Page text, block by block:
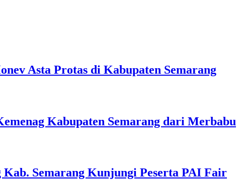
Asta Protas di Kabupaten Semarang
Kabupaten Semarang dari Merbabu
Semarang Kunjungi Peserta PAI Fair